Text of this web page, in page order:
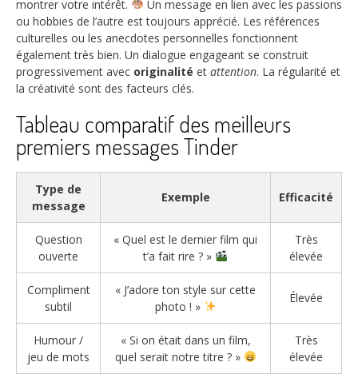
montrer votre intérêt.
Un message en lien avec les passions
ou hobbies de l’autre est toujours apprécié. Les références
culturelles ou les anecdotes personnelles fonctionnent
également très bien. Un dialogue engageant se construit
progressivement avec originalité et attention. La régularité et
la créativité sont des facteurs clés.
Tableau comparatif des meilleurs
premiers messages Tinder
Type de
message
Exemple Efficacité
Question
ouverte
« Quel est le dernier film qui
t’a fait rire ? »
Très
élevée
Compliment
subtil
« J’adore ton style sur cette
photo ! »
Élevée
Humour /
jeu de mots
« Si on était dans un film,
quel serait notre titre ? »
Très
élevée